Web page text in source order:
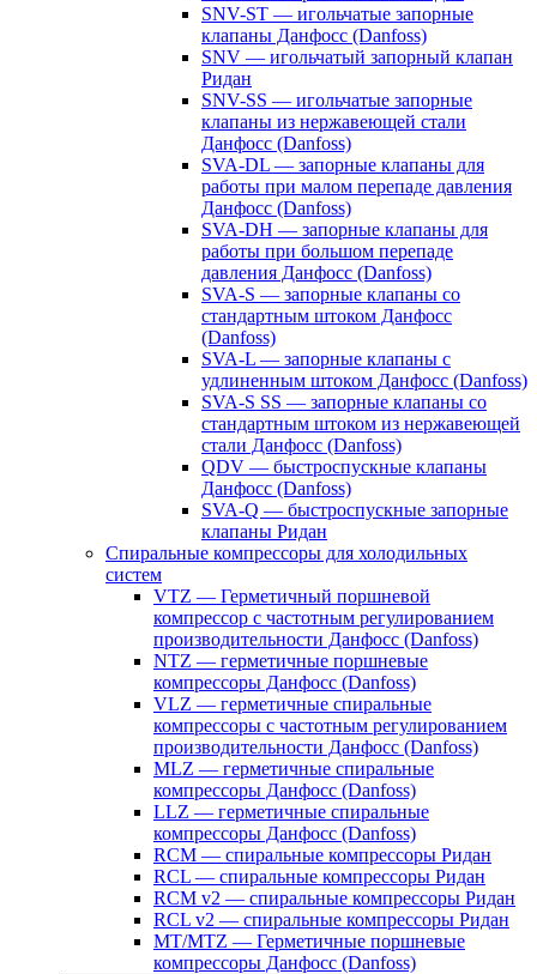
SNV-ST — игольчатые запорные
клапаны Данфосс (Danfoss)
SNV — игольчатый запорный клапан
Ридан
SNV-SS — игольчатые запорные
клапаны из нержавеющей стали
Данфосс (Danfoss)
SVA-DL — запорные клапаны для
работы при малом перепаде давления
Данфосс (Danfoss)
SVA-DH — запорные клапаны для
работы при большом перепаде
давления Данфосс (Danfoss)
SVA-S — запорные клапаны со
стандартным штоком Данфосс
(Danfoss)
SVA-L — запорные клапаны с
удлиненным штоком Данфосс (Danfoss)
SVA-S SS — запорные клапаны со
стандартным штоком из нержавеющей
стали Данфосс (Danfoss)
QDV — быстроспускные клапаны
Данфосс (Danfoss)
SVA-Q — быстроспускные запорные
клапаны Ридан
Спиральные компрессоры для холодильных
систем
VTZ — Герметичный поршневой
компрессор с частотным регулированием
производительности Данфосс (Danfoss)
NTZ — герметичные поршневые
компрессоры Данфосс (Danfoss)
VLZ — герметичные спиральные
компрессоры с частотным регулированием
производительности Данфосс (Danfoss)
MLZ — герметичные спиральные
компрессоры Данфосс (Danfoss)
LLZ — герметичные спиральные
компрессоры Данфосс (Danfoss)
RCM — спиральные компрессоры Ридан
RCL — спиральные компрессоры Ридан
RCM v2 — спиральные компрессоры Ридан
RCL v2 — спиральные компрессоры Ридан
MT/MTZ — Герметичные поршневые
компрессоры Данфосс (Danfoss)